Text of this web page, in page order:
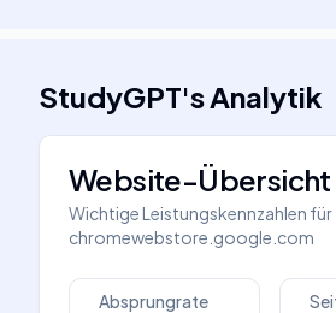
StudyGPT'sAnalytik
Website-Übersicht
Wichtige Leistungskennzahlen für
chromewebstore.google.com
Absprungrate